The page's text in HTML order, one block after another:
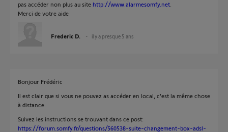
pas accéder non plus au site http://www.alarmesomfy.net
Merci de votre aide
Frederic D. il y a presque 5 ans
Bonjour Frédéric
Il est clair que si vous ne pouvez as accéder en local, c'est la même chose
à distance.
Suivez les instructions se trouvant dans ce post:
https://forum.somfy.fr/questions/560538-suite-changement-box-adsl-